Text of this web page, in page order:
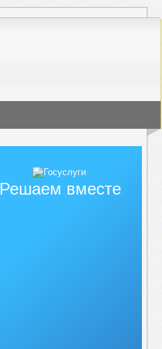
Решаем вместе